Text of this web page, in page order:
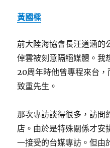
黃國樑
前大陸海協會長汪道涵的
倬雲被刻意隔絕媒體。我
20周年時他曾專程來台
致重先生。
那次專訪談得很多，訪問
店。由於是特殊關係才安
一接受的台媒專訪。但由